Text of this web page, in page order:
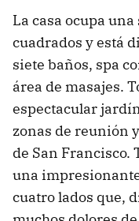
La casa ocupa
cuadrados y está
siete baños, spa
área de masajes.
espectacular
zonas de reunión
de San Francisco.
una
cuatro lados que,